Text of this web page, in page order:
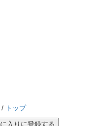
/ トップ